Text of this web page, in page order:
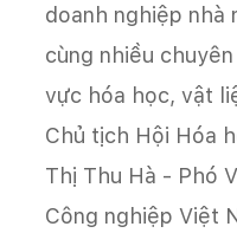
doanh nghiệp nhà
cùng nhiều
vực hóa học, vật
Chủ tịch Hội Hóa
Thị Thu Hà - Phó
Công nghiệp Việt